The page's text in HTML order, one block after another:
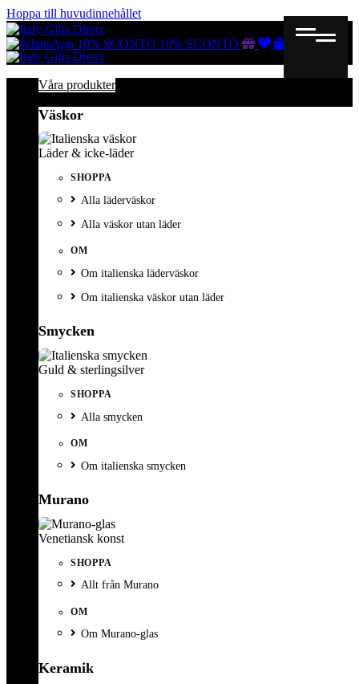
Hoppa till huvudinnehållet
10% SCONTO 10% SCONTO Gutscheine
Wunschliste
Warenkorb
Våra produkter
Väskor
Läder & icke-läder
SHOPPA
Alla läderväskor
Alla väskor utan läder
OM
Om italienska läderväskor
Om italienska väskor utan läder
Smycken
Guld & sterlingsilver
SHOPPA
Alla smycken
OM
Om italienska smycken
Murano
Venetiansk konst
SHOPPA
Allt från Murano
OM
Om Murano-glas
Keramik